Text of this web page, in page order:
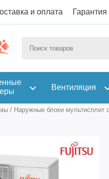
и оплата Гарантия
Вентиляция
/ Наружные блоки мультисплит